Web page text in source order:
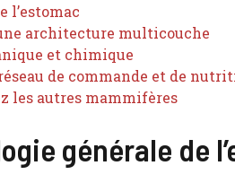
l’estomac
architecture multicouche
et chimique
de commande et de
les autres mammifères
générale de